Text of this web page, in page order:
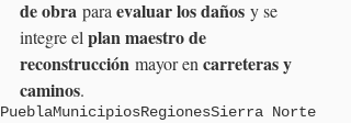
de obra para evaluar los daños y se
integre el plan maestro de
reconstrucción mayor en carreteras y
caminos.
PueblaMunicipiosRegionesSierra Norte